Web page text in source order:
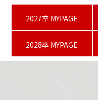
2027卒 MYPAGE
2028卒 MYPAGE